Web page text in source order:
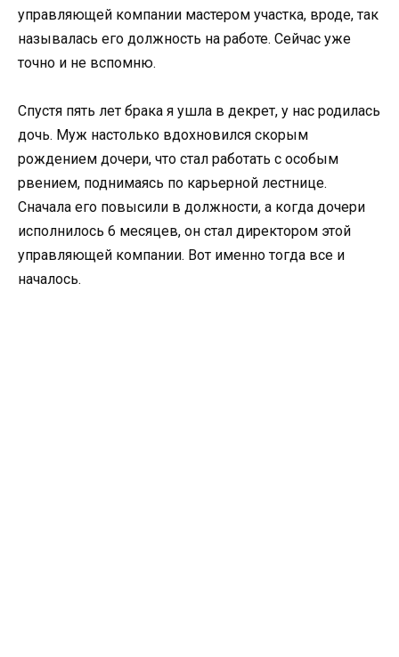
управляющей компании мастером участка, вроде, так
называлась его должность на работе. Сейчас уже
точно и не вспомню.
Спустя пять лет брака я ушла в декрет, у нас родилась
дочь. Муж настолько вдохновился скорым
рождением дочери, что стал работать с особым
рвением, поднимаясь по карьерной лестнице.
Сначала его повысили в должности, а когда дочери
исполнилось 6 месяцев, он стал директором этой
управляющей компании. Вот именно тогда все и
началось.